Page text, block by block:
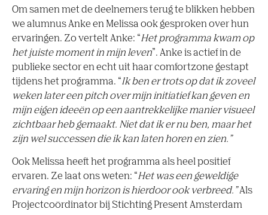
Om samen met de deelnemers terug te blikken hebben
we alumnus Anke en Melissa ook gesproken over hun
ervaringen. Zo vertelt Anke: “Het programma kwam op
het juiste moment in mijn leven”. Anke is actief in de
publieke sector en echt uit haar comfortzone gestapt
tijdens het programma. “Ik ben er trots op dat ik zoveel
weken later een pitch over mijn initiatief kan geven en
mijn eigen ideeën op een aantrekkelijke manier visueel
zichtbaar heb gemaakt. Niet dat ik er nu ben, maar het
zijn wel successen die ik kan laten horen en zien.”
Ook Melissa heeft het programma als heel positief
ervaren. Ze laat ons weten: “Het was een geweldige
ervaring en mijn horizon is hierdoor ook verbreed.”Als
Projectcoördinator bij Stichting Present Amsterdam